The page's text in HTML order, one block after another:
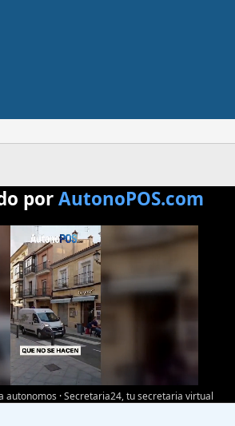
porAutonoPOS.com
autonomos ·Secretaria24, tu secretaria virtual